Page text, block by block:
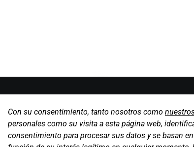
Con su consentimiento, tanto nosotros como
personales como su visita a esta página web,
consentimiento para procesar sus datos y se basan